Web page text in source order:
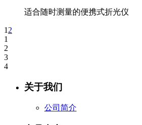
适合随时测量的便携式折光仪
1 2
1
2
3
4
关于我们
公司简介